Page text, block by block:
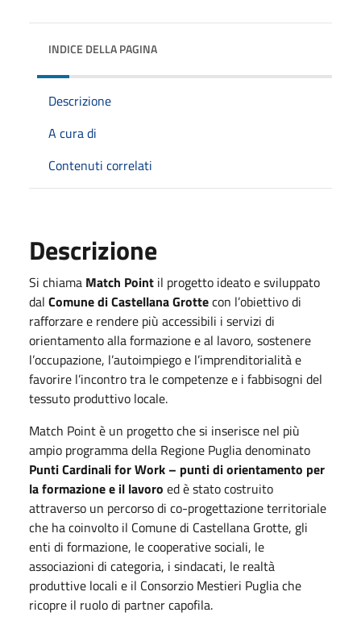
INDICE DELLA PAGINA
Descrizione
A cura di
Contenuti correlati
Descrizione
Si chiama Match Point il progetto ideato e sviluppato
dal Comune di Castellana Grottecon l’obiettivo di
rafforzare e rendere più accessibili i servizi di
orientamento alla formazione e al lavoro, sostenere
l’occupazione, l’autoimpiego e l’imprenditorialità e
favorire l’incontro tra le competenze e i fabbisogni del
tessuto produttivo locale.
Match Point è un progetto che si inserisce nel più
ampio programma della Regione Puglia denominato
Punti Cardinali for Work – punti di orientamento per
la formazione e il lavoro ed è stato costruito
attraverso un percorso di co-progettazione territoriale
che ha coinvolto il Comune di Castellana Grotte, gli
enti di formazione, le cooperative sociali, le
associazioni di categoria, i sindacati, le realtà
produttive locali e il Consorzio Mestieri Puglia che
ricopre il ruolo di partner capofila.